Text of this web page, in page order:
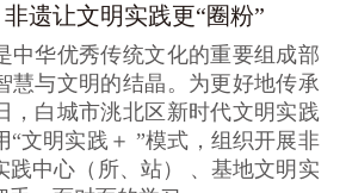
遗让文明实践更“圈粉”
中华优秀传统文化的重要组成部
慧与文明的结晶。为更好地传承
，白城市洮北区新时代文明实践
“文明实践＋ ”模式，组织开展非
践中心（所、站） 、基地文明实